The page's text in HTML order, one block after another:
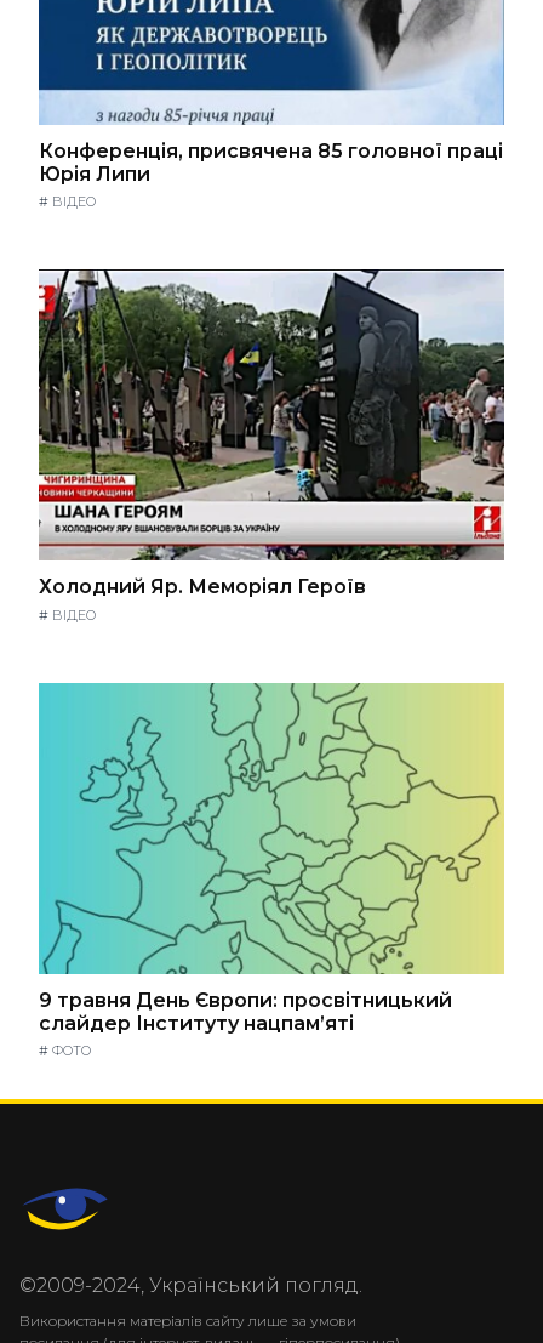
Конференція, присвячена 85 головної праці
Юрія Липи
# ВІДЕО
Холодний Яр. Меморіял Героїв
# ВІДЕО
9 травня День Європи: просвітницький
слайдер Інституту нацпам’яті
# ФОТО
©2009-2024, Український погляд.
Використання матеріалів сайту лише за умови